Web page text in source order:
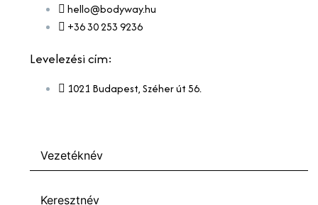
hello@bodyway.hu
+36 30 253 9236
Levelezési cím:
1021 Budapest, Széher út 56.